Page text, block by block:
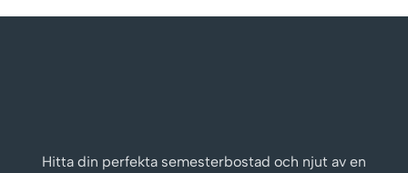
Hitta din perfekta semesterbostad och njut av en